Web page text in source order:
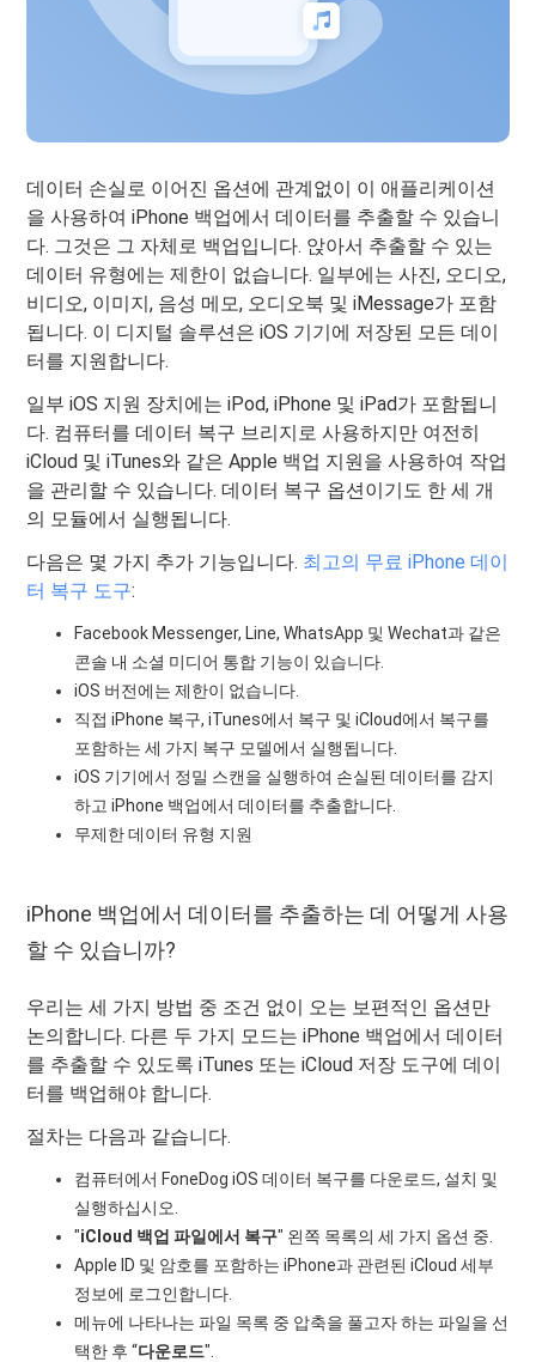
데이터 손실로 이어진 옵션에 관계없이 이 애플리케이션
을 사용하여 iPhone 백업에서 데이터를 추출할 수 있습니
다. 그것은 그 자체로 백업입니다. 앉아서 추출할 수 있는
데이터 유형에는 제한이 없습니다. 일부에는 사진, 오디오,
비디오, 이미지, 음성 메모, 오디오북 및 iMessage가 포함
됩니다. 이 디지털 솔루션은 iOS 기기에 저장된 모든 데이
터를 지원합니다.
일부 iOS 지원 장치에는 iPod, iPhone 및 iPad가 포함됩니
다. 컴퓨터를 데이터 복구 브리지로 사용하지만 여전히
iCloud 및 iTunes와 같은 Apple 백업 지원을 사용하여 작업
을 관리할 수 있습니다. 데이터 복구 옵션이기도 한 세 개
의 모듈에서 실행됩니다.
다음은 몇 가지 추가 기능입니다. 최고의 무료 iPhone 데이
터 복구 도구:
Facebook Messenger, Line, WhatsApp 및 Wechat과 같은
콘솔 내 소셜 미디어 통합 기능이 있습니다.
iOS 버전에는 제한이 없습니다.
직접 iPhone 복구, iTunes에서 복구 및 iCloud에서 복구를
포함하는 세 가지 복구 모델에서 실행됩니다.
iOS 기기에서 정밀 스캔을 실행하여 손실된 데이터를 감지
하고 iPhone 백업에서 데이터를 추출합니다.
무제한 데이터 유형 지원
iPhone 백업에서 데이터를 추출하는 데 어떻게 사용
할 수 있습니까?
우리는 세 가지 방법 중 조건 없이 오는 보편적인 옵션만
논의합니다. 다른 두 가지 모드는 iPhone 백업에서 데이터
를 추출할 수 있도록 iTunes 또는 iCloud 저장 도구에 데이
터를 백업해야 합니다.
절차는 다음과 같습니다.
컴퓨터에서 FoneDog iOS 데이터 복구를 다운로드, 설치 및
실행하십시오.
"iCloud 백업 파일에서 복구" 왼쪽 목록의 세 가지 옵션 중.
Apple ID 및 암호를 포함하는 iPhone과 관련된 iCloud 세부
정보에 로그인합니다.
메뉴에 나타나는 파일 목록 중 압축을 풀고자 하는 파일을 선
택한 후 “다운로드".